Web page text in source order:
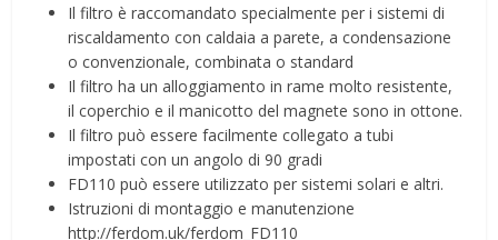
Il filtro è raccomandato specialmente per i sistemi di
riscaldamento con caldaia a parete, a condensazione
o convenzionale, combinata o standard
Il filtro ha un alloggiamento in rame molto resistente,
il coperchio e il manicotto del magnete sono in ottone.
Il filtro può essere facilmente collegato a tubi
impostati con un angolo di 90 gradi
FD110 può essere utilizzato per sistemi solari e altri.
Istruzioni di montaggio e manutenzione
http://ferdom.uk/ferdom_FD110